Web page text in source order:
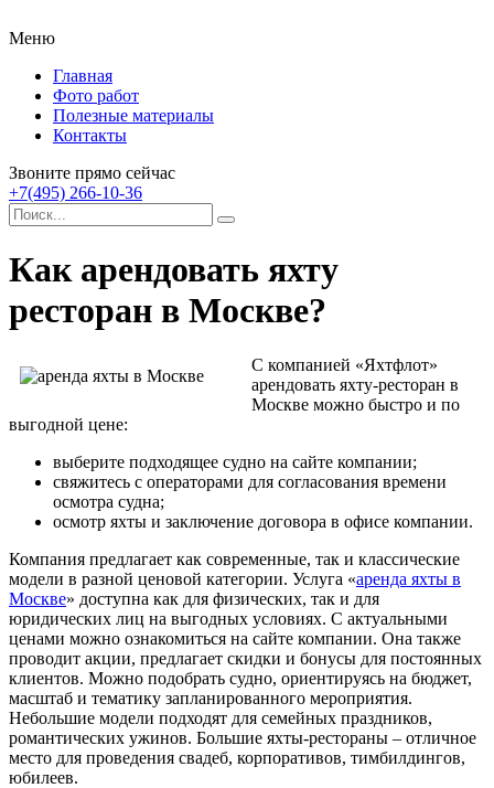
Меню
Главная
Фото работ
Полезные материалы
Контакты
Звоните прямо сейчас
+7(495) 266-10-36
Как арендовать яхту
ресторан в Москве?
С компанией «Яхтфлот»
арендовать яхту-ресторан в
Москве можно быстро и по
выгодной цене:
выберите подходящее судно на сайте компании;
свяжитесь с операторами для согласования времени
осмотра судна;
осмотр яхты и заключение договора в офисе компании.
Компания предлагает как современные, так и классические
модели в разной ценовой категории. Услуга «аренда яхты в
Москве» доступна как для физических, так и для
юридических лиц на выгодных условиях. С актуальными
ценами можно ознакомиться на сайте компании. Она также
проводит акции, предлагает скидки и бонусы для постоянных
клиентов. Можно подобрать судно, ориентируясь на бюджет,
масштаб и тематику запланированного мероприятия.
Небольшие модели подходят для семейных праздников,
романтических ужинов. Большие яхты-рестораны – отличное
место для проведения свадеб, корпоративов, тимбилдингов,
юбилеев.